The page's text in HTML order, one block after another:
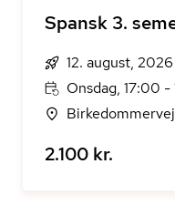
Spansk 3.
12. august, 2026
Onsdag, 17:00 -
2.100 kr.